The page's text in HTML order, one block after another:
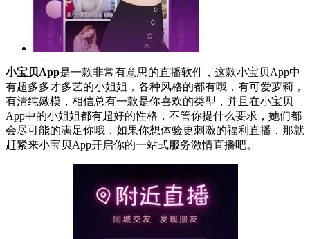
小宝贝App是一款非常有意思的直播软件，这款小宝贝App中
有超多多才多艺的小姐姐，各种风格的都有哦，有可爱萝莉，
有清纯嫩模，相信总有一款是你喜欢的类型，并且在小宝贝
App中的小姐姐都有超好的性格，不管你提什么要求，她们都
会尽可能的满足你哦，如果你想体验更刺激的福利直播，那就
赶紧来小宝贝App开启你的一站式服务激情直播吧。